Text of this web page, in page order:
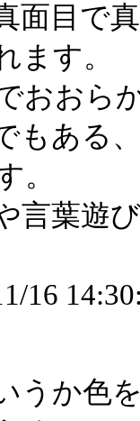
面目で
ます。
おおら
もある
。
言葉遊
16
うか色